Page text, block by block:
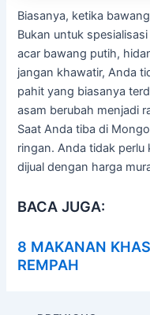
Biasanya, ketika
Bukan untuk
acar bawang putih,
jangan khawatir, Anda
pahit yang biasanya
asam berubah menjadi
Saat Anda tiba di
ringan. Anda tidak
dijual dengan harga
BACA JUGA:
8 MAKANAN
REMPAH